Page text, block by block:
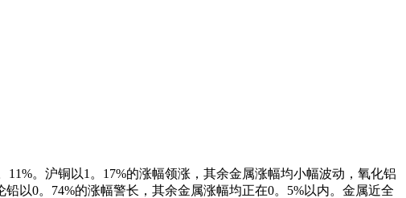
。沪铜以1。17%的涨幅领涨，其余金属涨幅均小幅波动，氧化铝
以0。74%的涨幅警长，其余金属涨幅均正在0。5%以内。金属近全